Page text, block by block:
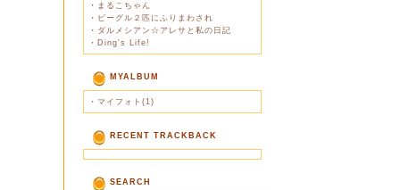
・ まるこちゃん
・ ビーグル２匹にふりまわされ
・ ダルメシアン☆アレサと私の日記
・ Ding's Life!
MYALBUM
・ マイフォト(1)
RECENT TRACKBACK
SEARCH